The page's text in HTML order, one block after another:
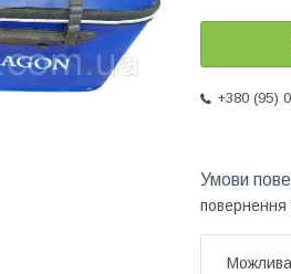
+380 (95)
повернення